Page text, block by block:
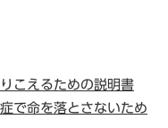
こえるための説明書
で命を落とさないため